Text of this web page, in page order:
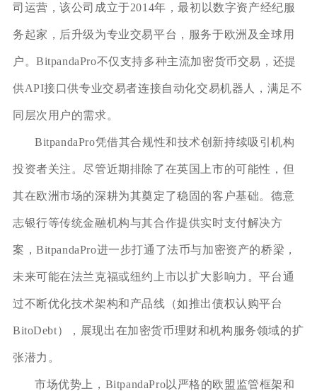
司运营，该公司成立于2014年，最初以数字资产经纪服
务起家，后升级为专业交易平台，服务于欧洲及全球用
户。BitpandaPro不仅支持多种主流加密货币交易，还提
供API接口供专业交易者连接自动化交易机器人，满足不
同层次用户的需求。
BitpandaPro凭借其合规性和技术创新持续吸引机构
投资者关注。尽管近期排除了在英国上市的可能性，但
其在欧洲市场的深耕为其奠定了稳固的客户基础。德意
志银行等传统金融机构与其合作提供实时支付解决方
案，BitpandaPro进一步打通了法币与加密资产的桥梁，
未来可能在法兰克福或纽约上市以扩大影响力。平台通
过不断优化技术架构和产品线（如推出债权认购平台
BitoDebt），展现出在加密货币理财和机构服务领域的扩
张潜力。
市场优势上，BitpandaPro以严格的欧盟监管框架和